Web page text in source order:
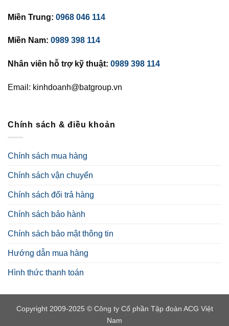
Miền Trung: 0968 046 114
Miền Nam: 0989 398 114
Nhân viên hỗ trợ kỹ thuật: 0989 398 114
Email: kinhdoanh@batgroup.vn
Chính sách & điều khoản
Chính sách mua hàng
Chính sách vận chuyển
Chính sách đổi trả hàng
Chính sách bảo hành
Chính sách bảo mật thông tin
Hướng dẫn mua hàng
Hình thức thanh toán
Copyright 2009-2025 © Công ty Cổ phần Tập đoàn ACG Việt
Nam